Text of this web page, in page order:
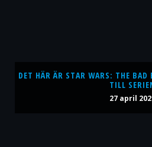
DET HÄR ÄR STAR WARS: THE
TILL
27 april